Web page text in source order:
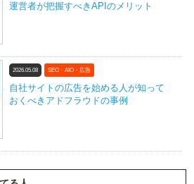
運営者が把握すべきAPIのメリット
2026.05.08 SEO・AIO・広告
自社サイトの広告を始める人が知って
おくべきアドフラウドの事例